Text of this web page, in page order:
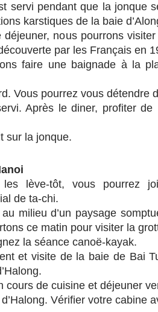
servi pendant que la jonque
karstiques de la baie
déjeuner, nous pourrons
par les Français en
faire une baignade à la
Vous pourrez vous détendre
Après le diner, profiter de
sur la jonque.
lève-tôt, vous pourrez
de ta-chi.
milieu d’un paysage
ce matin pour visiter la
la séance canoë-kayak.
et visite de la baie de Bai
cours de cuisine et déjeuner
Vérifier votre cabine